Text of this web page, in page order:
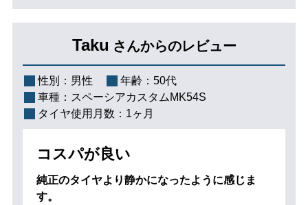
Taku さんからのレビュー
性別： 男性 年齢： 50代
車種： スペーシアカスタムMK54S
タイヤ使用月数： 1ヶ月
コスパが良い
純正のタイヤより静かになったように感じま
す。